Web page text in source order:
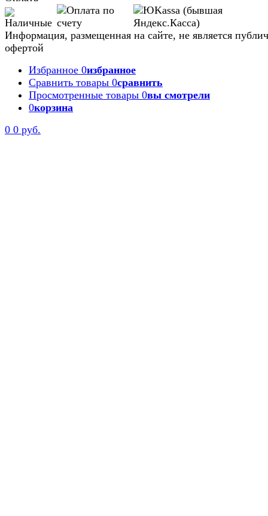
Информация, размещенная на сайте, не является
офертой
Избранное 0избранное
Сравнить товары 0сравнить
Просмотренные товары 0вы смотрели
0корзина
0 0 руб.Задать вопрос